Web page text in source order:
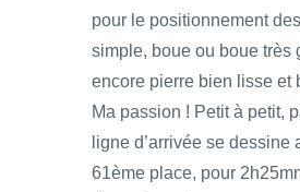
pour le positionnement
simple, boue ou boue très
encore pierre bien lisse et
Ma passion ! Petit à petit,
ligne d’arrivée se dessine
61ème place, pour